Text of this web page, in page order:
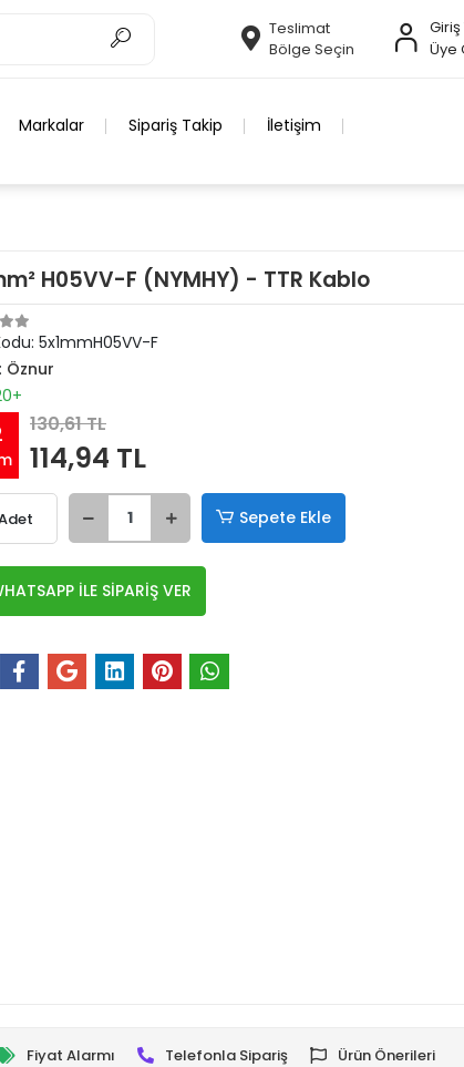
Teslimat
Bölge Seçin
Giriş
Üye
Markalar Sipariş Takip İletişim
H05VV-F (NYMHY) - TTR Kablo
5x1mmH05VV-F
Öznur
130,61 TL
114,94 TL
Sepete Ekle
İLE SİPARİŞ VER
Fiyat Alarmı Telefonla Sipariş Ürün Önerileri